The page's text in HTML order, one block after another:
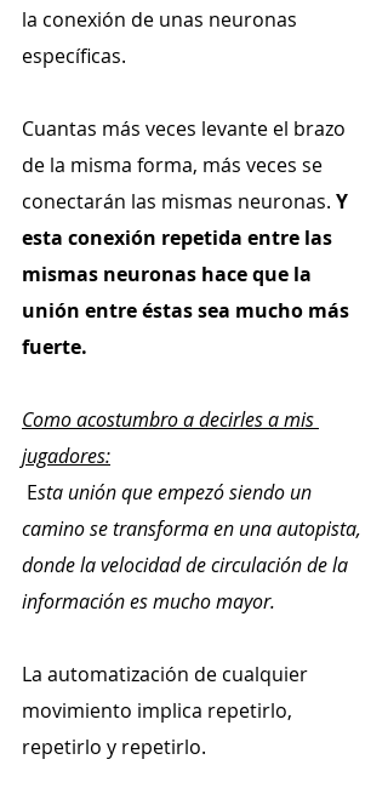
la conexión de unas neuronas
específicas.
Cuantas más veces levante el brazo
de la misma forma, más veces se
conectarán las mismas neuronas. Y
esta conexión repetida entre las
mismas neuronas hace que la
unión entre éstas sea mucho más
fuerte.
Como acostumbro a decirles a mis
jugadores:
Esta unión que empezó siendo un
camino se transforma en una autopista,
donde la velocidad de circulación de la
información es mucho mayor.
La automatización de cualquier
movimiento implica repetirlo,
repetirlo y repetirlo.